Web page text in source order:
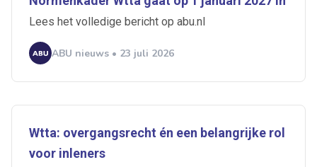
Lees het volledige bericht op abu.nl
ABU nieuws • 23 juli 2026
Wtta: overgangsrecht én een belangrijke rol
voor inleners